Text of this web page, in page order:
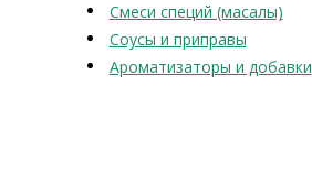
Смеси специй (масалы)
Соусы и приправы
Ароматизаторы и добавки